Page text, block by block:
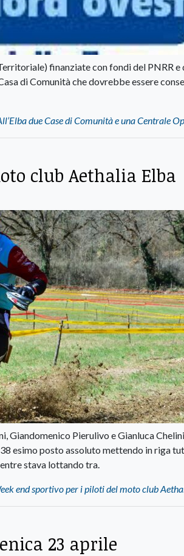
finanziate con fondi del PNRR e
di Comunità che dovrebbe essere
due Case di Comunità e una Centrale
club Aethalia Elba
Pierulivo e Gianluca Chelini .
esimo posto assoluto mettendo in riga
stava lottando tra.
end sportivo per i piloti del moto club
23 aprile